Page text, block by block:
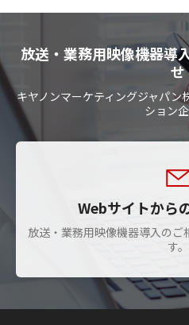
放送・業務用映像機器導
せ
キヤノンマーケティングジャパン
ション
Webサイトから
放送・業務用映像機器導入のご
す。